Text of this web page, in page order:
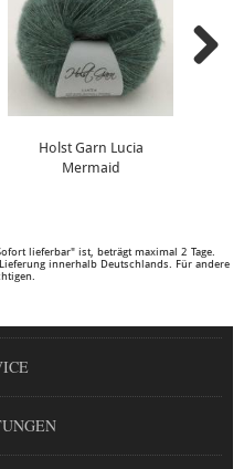
Holst Garn Lucia
Mermaid
lieferbar" ist, beträgt maximal 2 Tage.
innerhalb Deutschlands. Für andere